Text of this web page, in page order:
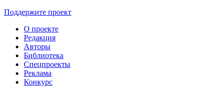
Поддержите проект
О проекте
Редакция
Авторы
Библиотека
Спецпроекты
Реклама
Конкурс